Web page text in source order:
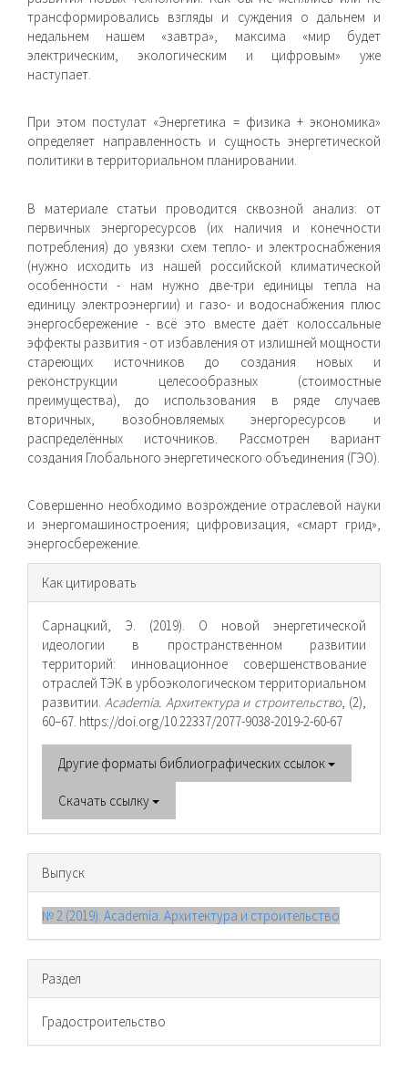
трансформировались взгляды и суждения о дальнем и
недальнем нашем «завтра», максима «мир будет
электрическим, экологическим и цифровым» уже
наступает.
При этом постулат «Энергетика = физика + экономика»
опре­деляет направленность и сущность энергетической
политики в территориальном планировании.
В материале статьи проводится сквозной анализ: от
первичных энергоресурсов (их наличия и конечности
потребления) до увяз­ки схем тепло- и электроснабжения
(нужно исходить из нашей российской климатической
особенности - нам нужно две-три единицы тепла на
единицу электроэнергии) и газо- и водоснаб­жения плюс
энергосбережение - всё это вместе даёт колоссаль­ные
эффекты развития - от избавления от излишней мощности
стареющих источников до создания новых и
реконструкции целесообразных (стоимостные
преимущества), до использова­ния в ряде случаев
вторичных, возобновляемых энергоресурсов и
распределённых источников. Рассмотрен вариант
создания Глобального энергетического объединения (ГЭО).
Совершенно необходимо возрождение отраслевой науки
и энергомашиностроения; цифровизация, «смарт грид»,
энергосбережение.
Информация
о статье
Как цитировать
Сарнацкий, Э. (2019). О новой энергетической
идеологии в пространственном развитии
территорий: инновационное совершенствование
отраслей ТЭК в урбоэкологическом территориальном
развитии.Academia. Архитектура и строительство, (2),
60–67. https://doi.org/10.22337/2077-9038-2019-2-60-67
Другие форматы библиографических ссылок
Скачать ссылку
Выпуск
№ 2 (2019): Academia. Архитектура и строительство
Раздел
Градостроительство